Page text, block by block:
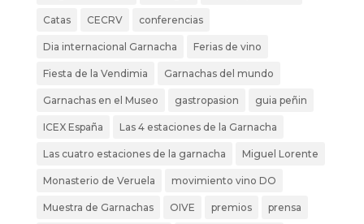
Catas CECRV conferencias
Dia internacional Garnacha Ferias de vino
Fiesta de la Vendimia Garnachas del mundo
Garnachas en el Museo gastropasion guia peñin
ICEX España Las 4 estaciones de la Garnacha
Las cuatro estaciones de la garnacha Miguel Lorente
Monasterio de Veruela movimiento vino DO
Muestra de Garnachas OIVE premios prensa